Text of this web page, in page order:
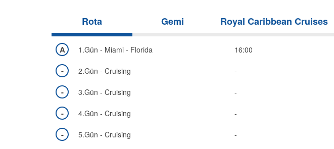
Rota Gemi Royal Caribbean Cruises
A 1.Gün - Miami - Florida 16:00
- 2.Gün - Cruising -
- 3.Gün - Cruising -
- 4.Gün - Cruising -
- 5.Gün - Cruising -